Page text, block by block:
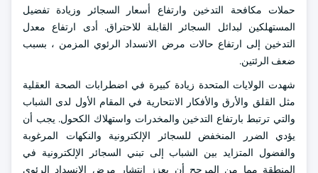
حملات مكافحة التدخين وارتفاع أسعار السجائر وزيادة تفضيل
المستهلكين لبدائل السجائر القابلة للاحتراق. أدى ارتفاع معدل
التدخين إلى ارتفاع حالات مرض الانسداد الرئوي المزمن ، بسبب
ضعف الرئتين.
شهدت الولايات المتحدة زيادة كبيرة في اضطرابات الصحة العقلية
مثل القلق والأرق والأفكار الانتحارية في المقام الأول لدى الشباب
والتي ترتبط بارتفاع التدخين والمخدرات واستهلاك الكحول. يجب أن
يؤدي الضرر المنخفض للسجائر الإلكترونية والنكهات المرغوبة
والفضول المتزايد بين الشباب إلى تبني السجائر الإلكترونية في
المنطقة مما من المرجح أن يعزز انتشار مرض الانسداد الرئوي